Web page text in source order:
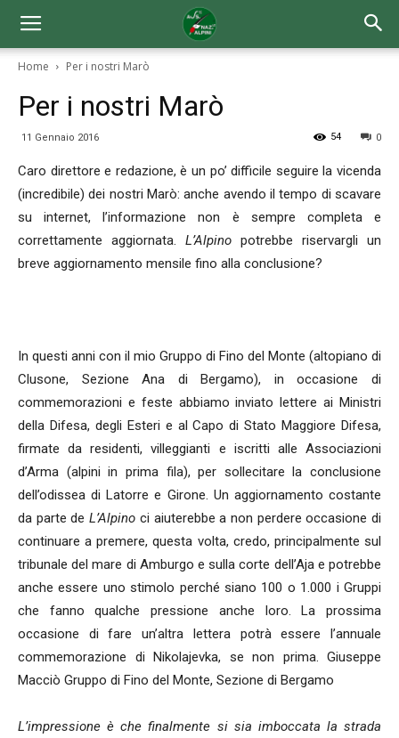
Home Per i nostri Marò
Per i nostri Marò
11 Gennaio 2016 0
54
Caro direttore e redazione, è un po’ difficile seguire la vicenda
(incredibile) dei nostri Marò: anche avendo il tempo di scavare
su internet, l’informazione non è sempre completa e
correttamente aggiornata. L’Alpino potrebbe riservargli un
breve aggiornamento mensile fino alla conclusione?
In questi anni con il mio Gruppo di Fino del Monte (altopiano di
Clusone, Sezione Ana di Bergamo), in occasione di
commemorazioni e feste abbiamo inviato lettere ai Ministri
della Difesa, degli Esteri e al Capo di Stato Maggiore Difesa,
firmate da residenti, villeggianti e iscritti alle Associazioni
d’Arma (alpini in prima fila), per sollecitare la conclusione
dell’odissea di Latorre e Girone. Un aggiornamento costante
da parte deL’Alpino ci aiuterebbe a non perdere occasione di
continuare a premere, questa volta, credo, principalmente sul
tribunale del mare di Amburgo e sulla corte dell’Aja e potrebbe
anche essere uno stimolo perché siano 100 o 1.000 i Gruppi
che fanno qualche pressione anche loro. La prossima
occasione di fare un’altra lettera potrà essere l’annuale
commemorazione di Nikolajevka, se non prima. Giuseppe
Macciò Gruppo di Fino del Monte, Sezione di Bergamo
L’impressione è che finalmente si sia imboccata la strada